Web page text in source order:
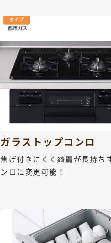
ガラストップコンロ
焦げ付きにくく綺麗が長持ち
ンロに変更可能！